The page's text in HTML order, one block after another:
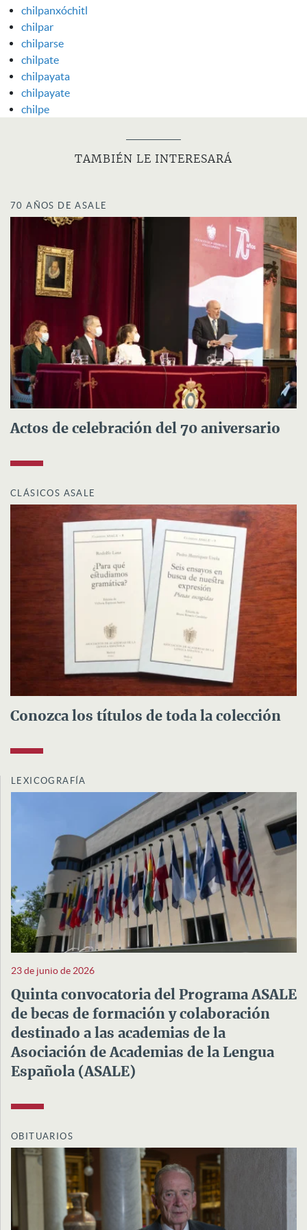
chilpanxóchitl
chilpar
chilparse
chilpate
chilpayata
chilpayate
chilpe
TAMBIÉN LE INTERESARÁ
70 AÑOS DE ASALE
Actos de celebración del 70 aniversario
CLÁSICOS ASALE
Conozca los títulos de toda la colección
LEXICOGRAFÍA
23 de junio de 2026
Quinta convocatoria del Programa ASALE
de becas de formación y colaboración
destinado a las academias de la
Asociación de Academias de la Lengua
Española (ASALE)
OBITUARIOS